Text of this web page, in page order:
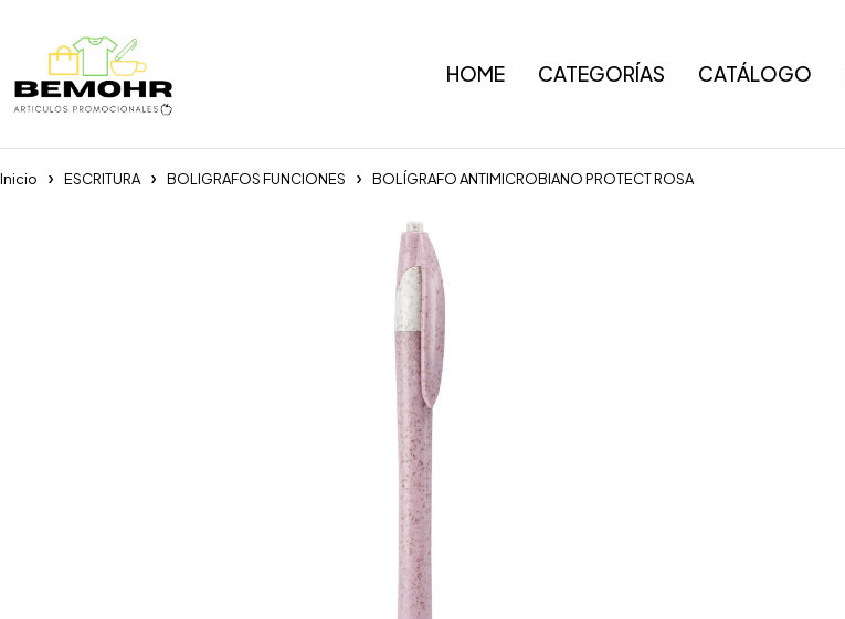
HOME CATEGORÍAS CATÁLOGO
Inicio ESCRITURA BOLIGRAFOS FUNCIONES BOLÍGRAFO ANTIMICROBIANO PROTECT ROSA